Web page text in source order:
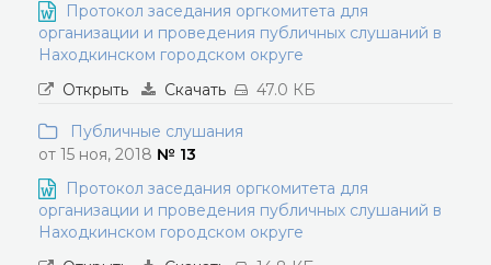
Протокол заседания оргкомитета для
организации и проведения публичных слушаний в
Находкинском городском округе
Открыть
Скачать 47.0 КБ
Публичные слушания
от 15 ноя, 2018 № 13
Протокол заседания оргкомитета для
организации и проведения публичных слушаний в
Находкинском городском округе